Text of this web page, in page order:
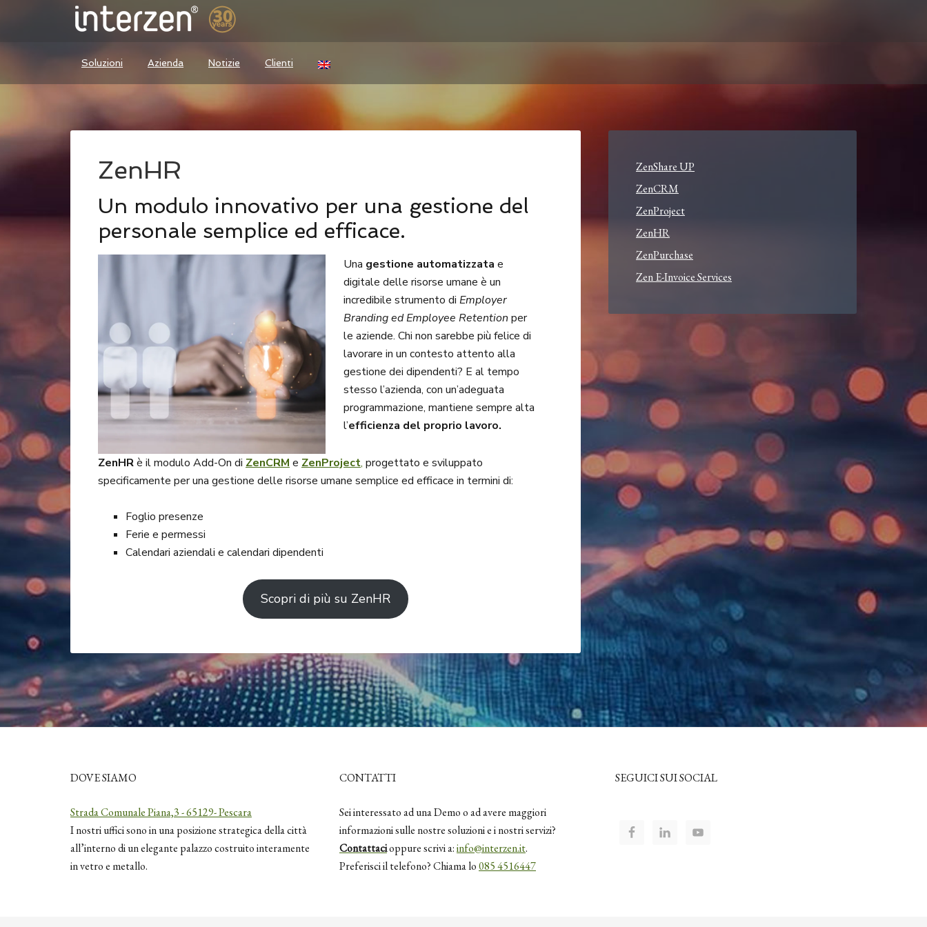
Soluzioni Azienda Notizie Clienti
ZenHR
Un modulo innovativo per una gestione del
personale semplice ed efficace.
Una gestione automatizzatae
digitale delle risorse umane è un
incredibile strumento diEmployer
Branding ed Employee Retention per
le aziende. Chi non sarebbe più felice di
lavorare in un contesto attento alla
gestione dei dipendenti? E al tempo
stesso l’azienda, con un’adeguata
programmazione, mantiene sempre alta
l’efficienza del proprio lavoro.
ZenHRè il modulo Add-On di ZenCRM e ZenProject, progettato e sviluppato
specificamente per una gestione delle risorse umane semplice ed efficace in termini di:
Foglio presenze
Ferie e permessi
Calendari aziendali e calendari dipendenti
Scopri di più su ZenHR
ZenShare UP
ZenCRM
ZenProject
ZenHR
ZenPurchase
Zen E-Invoice Services
DOVE SIAMO
Strada Comunale Piana,3 - 65129- Pescara
I nostri uffici sono in una posizione strategica della città
all’interno di un elegante palazzo costruito interamente
in vetro e metallo.
CONTATTI
Sei interessato ad una Demo o ad avere maggiori
informazioni sulle nostre soluzioni e i nostri servizi?
Contattacioppure scrivi a:info@interzen.it.
Preferisci il telefono? Chiama lo085 4516447
SEGUICI SUI SOCIAL